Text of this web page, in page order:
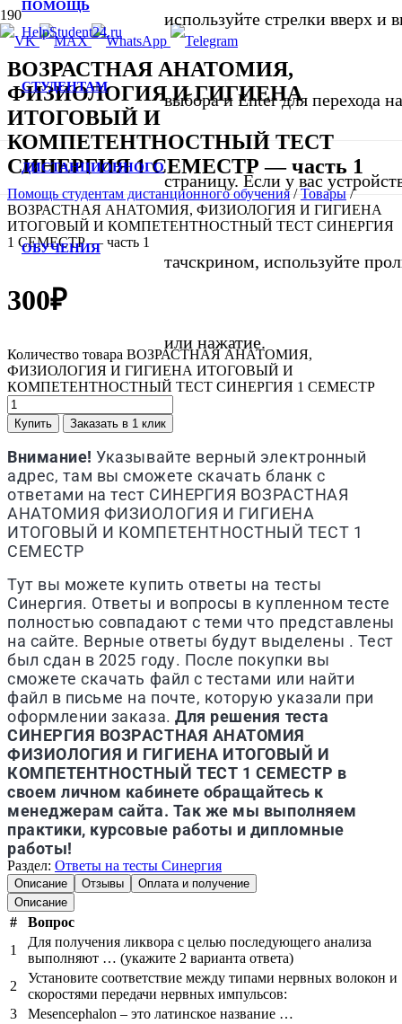
ПОМОЩЬ
СТУДЕНТАМ
ДИСТАНЦИОННОГО
ОБУЧЕНИЯ
используйте стрелки вверх и
выбора и Enter для перехода
страницу. Если у вас
тачскрином, используйте
или нажатие.
ВОЗРАСТНАЯ АНАТОМИЯ,
ФИЗИОЛОГИЯ И ГИГИЕНА
ИТОГОВЫЙ И
КОМПЕТЕНТНОСТНЫЙ ТЕСТ
СИНЕРГИЯ 1 СЕМЕСТР — часть 1
Помощь студентам дистанционного обучения /Товары /
ВОЗРАСТНАЯ АНАТОМИЯ, ФИЗИОЛОГИЯ И ГИГИЕНА
ИТОГОВЫЙ И КОМПЕТЕНТНОСТНЫЙ ТЕСТ СИНЕРГИЯ
1 СЕМЕСТР — часть 1
300₽
Количество товара ВОЗРАСТНАЯ АНАТОМИЯ,
ФИЗИОЛОГИЯ И ГИГИЕНА ИТОГОВЫЙ И
КОМПЕТЕНТНОСТНЫЙ ТЕСТ СИНЕРГИЯ 1 СЕМЕСТР
Купить Заказать в 1 клик
Внимание! Указывайте верный электронный
адрес, там вы сможете скачать бланк с
ответами на тест СИНЕРГИЯ ВОЗРАСТНАЯ
АНАТОМИЯ ФИЗИОЛОГИЯ И ГИГИЕНА
ИТОГОВЫЙ И КОМПЕТЕНТНОСТНЫЙ ТЕСТ 1
СЕМЕСТР
Тут вы можете купить ответы на тесты
Синергия. Ответы и вопросы в купленном тесте
полностью совпадают с теми что представлены
на сайте. Верные ответы будут выделены . Тест
был сдан в 2025 году. После покупки вы
сможете скачать файл с тестами или найти
файл в письме на почте, которую указали при
оформлении заказа.Для решения теста
СИНЕРГИЯ ВОЗРАСТНАЯ АНАТОМИЯ
ФИЗИОЛОГИЯ И ГИГИЕНА ИТОГОВЫЙ И
КОМПЕТЕНТНОСТНЫЙ ТЕСТ 1 СЕМЕСТР в
своем личном кабинете обращайтесь к
менеджерам сайта. Так же мы выполняем
практики, курсовые работы и дипломные
работы!
Раздел: Ответы на тесты Синергия
Описание Отзывы
Оплата и получение
Описание
#
Вопрос
1
Для получения ликвора с целью последующего анализа
выполняют … (укажите 2 варианта ответа)
2
Установите соответствие между типами нервных волокон и
скоростями передачи нервных импульсов:
3
Mesencephalon – это латинское название …